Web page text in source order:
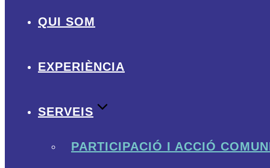
QUI SOM
EXPERIÈNCIA
SERVEIS
PARTICIPACIÓ I ACCIÓ